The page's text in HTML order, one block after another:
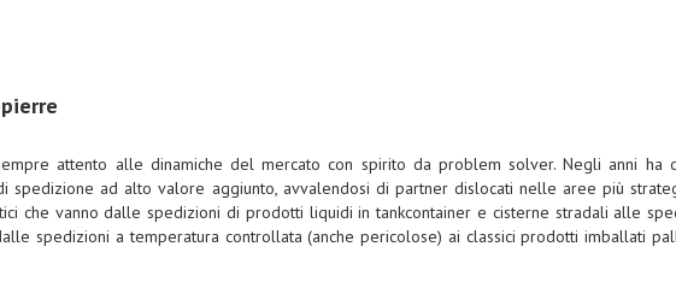
attento alle dinamiche del mercato con spirito da problem solver. Negli anni ha
ad alto valore aggiunto, avvalendosi di partner dislocati nelle aree più
che vanno dalle spedizioni di prodotti liquidi in tankcontainer e cisterne stradali alle
spedizioni a temperatura controllata (anche pericolose) ai classici prodotti imballati